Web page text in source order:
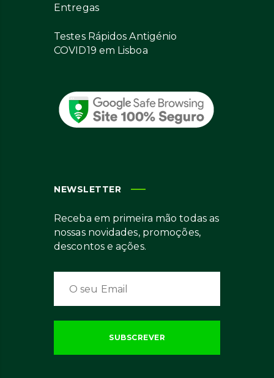
Entregas
Testes Rápidos Antigénio
COVID19 em Lisboa
NEWSLETTER
Receba em primeira mão todas as
nossas novidades, promoções,
descontos e ações.